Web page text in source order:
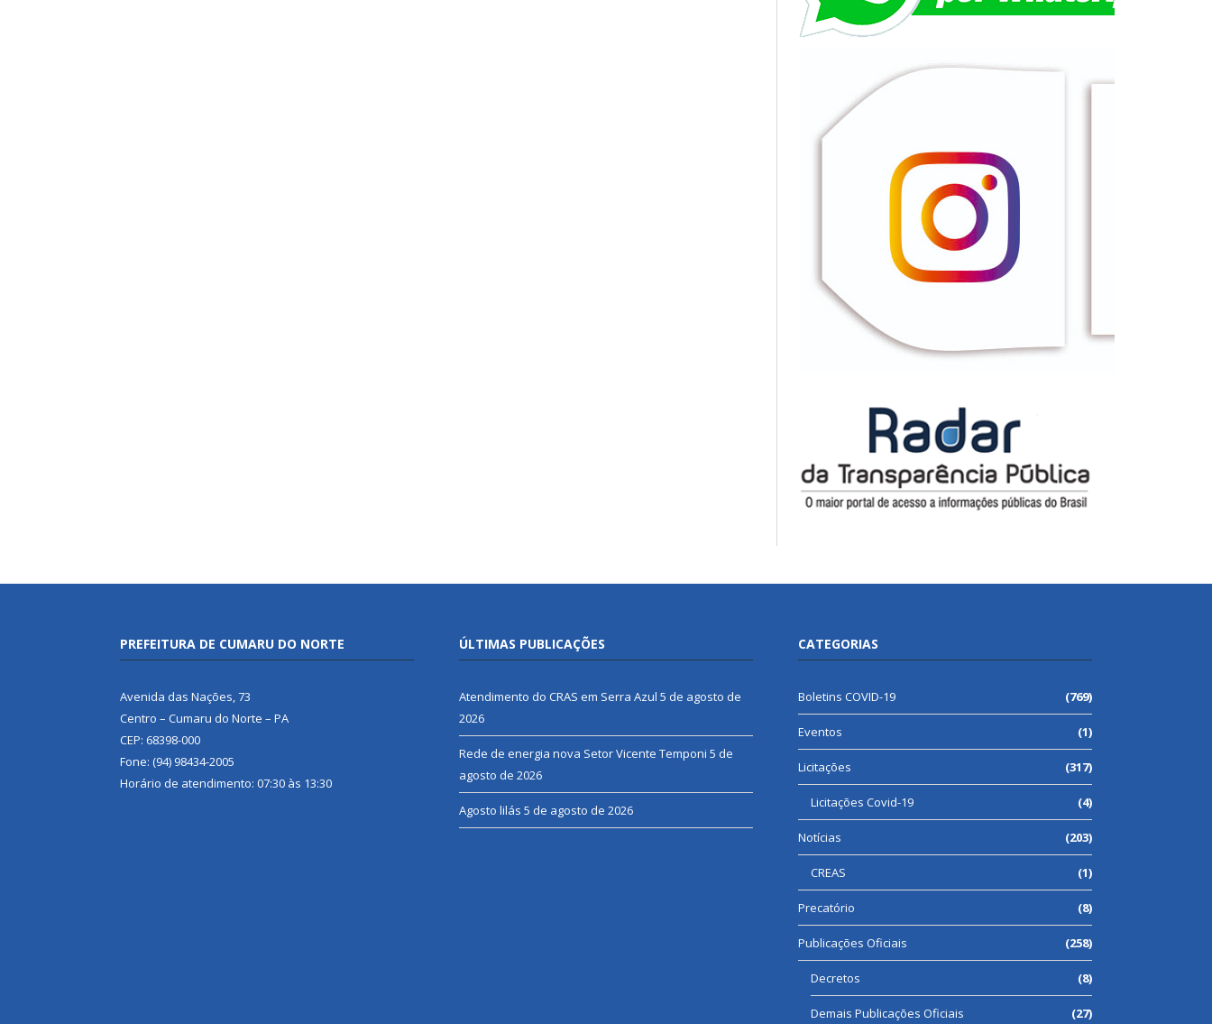
PREFEITURA DE CUMARU DO NORTE
Avenida das Nações, 73
Centro – Cumaru do Norte – PA
CEP: 68398-000
Fone: (94) 98434-2005
Horário de atendimento: 07:30 às 13:30
ÚLTIMAS PUBLICAÇÕES
Atendimento do CRAS em Serra Azul 5 de agosto de
2026
Rede de energia nova Setor Vicente Temponi 5 de
agosto de 2026
Agosto lilás 5 de agosto de 2026
CATEGORIAS
Boletins COVID-19 (769)
Eventos (1)
Licitações (317)
Licitações Covid-19 (4)
Notícias (203)
CREAS (1)
Precatório (8)
Publicações Oficiais (258)
Decretos (8)
Demais Publicações Oficiais (27)